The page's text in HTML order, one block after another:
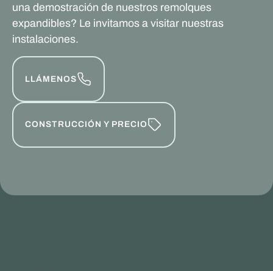
una demostración de nuestros remolques
expandibles? Le invitamos a visitar nuestras
instalaciones.
LLÁMENOS
CONSTRUCCIÓN Y PRECIO